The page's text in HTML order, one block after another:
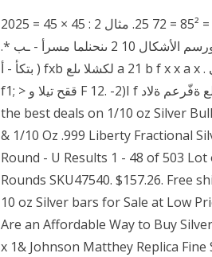
مرحلة 2- نكتب 25 على يمين نتيجة المرحلة 1، أي أن : 85 × 85 = 85² = 72 25. مثال 2 : 45 × 45 = 2025
البرمجيات حليفة المعلم وليست خليفة. لوحة المربعات. التسلية ورسم الأشكال 10 2 ىنحنلما مسرأ - ـب *.
بتكأ - أ )‌ fxb لكشلا ىلع a 21 b f x x a x . نايقيق ناددع و ثيW ن ّيع - ـب F ةلادلل ةيلصلأا ةلادلا f لالمجا ىلع @
f1; > ققح تيلا و F 12. -2)I f ىلع ةفّرعم ةلاد I f @; 1 1;0>U: ـِـب 4 1 f x x x fC Results 1 - 48 of 365 Get
the best deals on 1/10 oz Silver
& 1/10 Oz .999 Liberty Fractional
Round - U Results 1 - 48 of 503
Rounds SKU47540. $157.26. Free
10 oz Silver bars for Sale at Low
Are an Affordable Way to Buy
x 1& Johnson Matthey Replica